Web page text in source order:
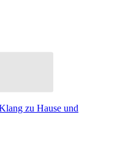
zu Hause und